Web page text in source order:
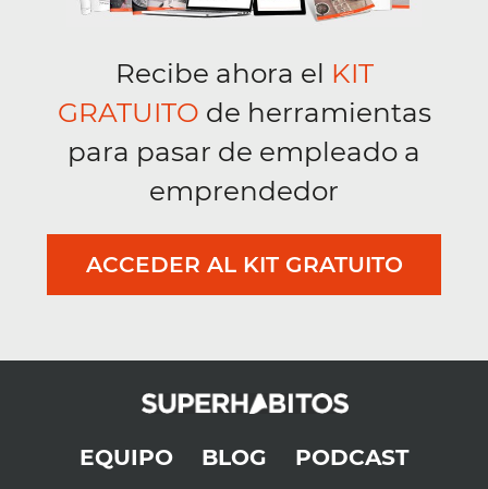
Recibe ahora el KIT
GRATUITO de herramientas
para pasar de empleado a
emprendedor
ACCEDER AL KIT GRATUITO
EQUIPO BLOG
PODCAST